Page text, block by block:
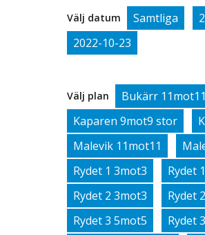
Välj datum Samtliga
2022-10-23
Välj plan Bukärr 11mot11
Kaparen 9mot9 stor
Malevik 11mot11
Rydet 1 3mot3
Rydet
Rydet 2 3mot3
Rydet
Rydet 3 5mot5
Rydet